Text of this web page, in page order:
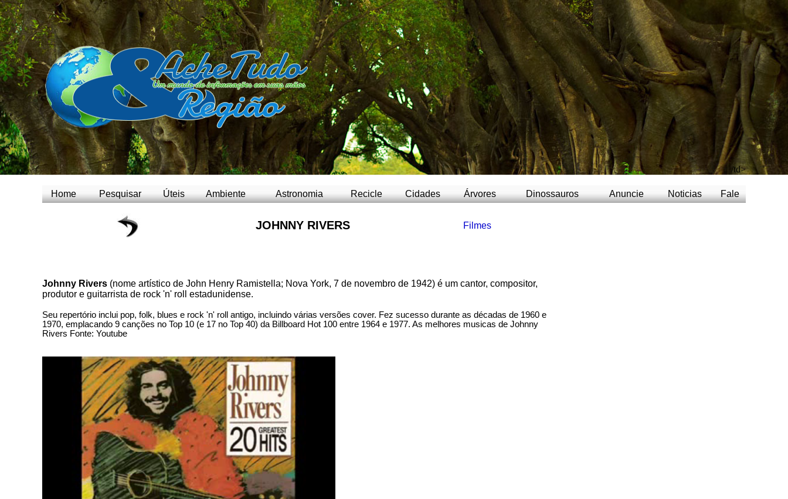
/td>
Home
Pesquisar Úteis Ambiente Astronomia Recicle Cidades Árvores Dinossauros Anuncie Noticias Fale
JOHNNY RIVERS Filmes
Johnny Rivers (nome artístico de John Henry Ramistella; Nova York, 7 de novembro de 1942) é um cantor, compositor,
produtor e guitarrista de rock 'n' roll estadunidense.
Seu repertório inclui pop, folk, blues e rock 'n' roll antigo, incluindo várias versões cover. Fez sucesso durante as décadas de 1960 e
1970, emplacando 9 canções no Top 10 (e 17 no Top 40) da Billboard Hot 100 entre 1964 e 1977. As melhores musicas de Johnny
Rivers Fonte: Youtube